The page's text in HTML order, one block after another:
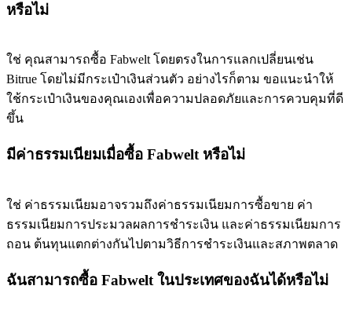
กิจกรรมเพิ่มเติม
รับรางวัลและสิทธิพิเศษสุดพิเศษ
ศูนย์รางวัล
เข้าสู่ระบบ
หรือไม่
ใช่ คุณสามารถซื้อ Fabwelt โดยตรงในการแลกเปลี่ยนเช่น
Bitrue โดยไม่มีกระเป๋าเงินส่วนตัว อย่างไรก็ตาม ขอแนะนำให้
ใช้กระเป๋าเงินของคุณเองเพื่อความปลอดภัยและการควบคุมที่ดี
ขึ้น
มีค่าธรรมเนียมเมื่อซื้อ Fabwelt หรือไม่
ใช่ ค่าธรรมเนียมอาจรวมถึงค่าธรรมเนียมการซื้อขาย ค่า
ธรรมเนียมการประมวลผลการชำระเงิน และค่าธรรมเนียมการ
ถอน ต้นทุนแตกต่างกันไปตามวิธีการชำระเงินและสภาพตลาด
ฉันสามารถซื้อ Fabwelt ในประเทศของฉันได้หรือไม่